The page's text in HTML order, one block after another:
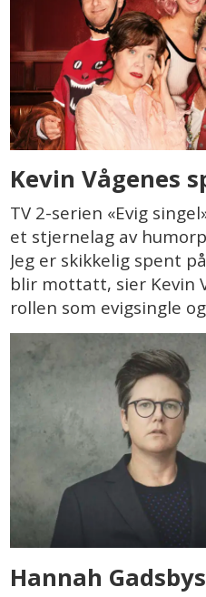
Kevin Vågenes
TV 2-serien «Evig
et stjernelag av
Jeg er skikkelig spent
blir mottatt, sier Kevin
rollen som evigsingle
Hannah